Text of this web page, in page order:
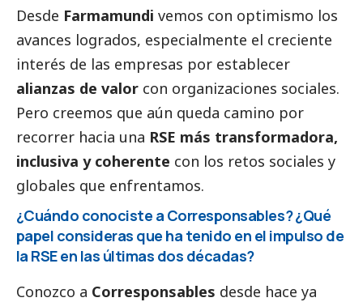
Desde Farmamundi vemos con optimismo los
avances logrados, especialmente el creciente
interés de las empresas por establecer
alianzas de valor con organizaciones sociales.
Pero creemos que aún queda camino por
recorrer hacia una RSE más transformadora,
inclusiva y coherente con los retos sociales y
globales que enfrentamos.
¿Cuándo conociste a Corresponsables? ¿Qué
papel consideras que ha tenido en el impulso de
la RSE en las últimas dos décadas?
Conozco a Corresponsables desde hace ya